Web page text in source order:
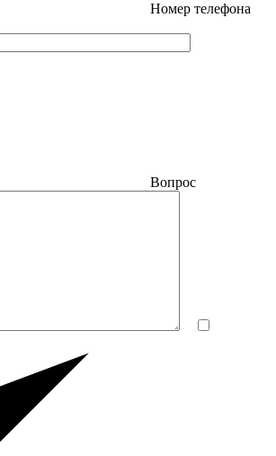
Номер телефона
Вопрос